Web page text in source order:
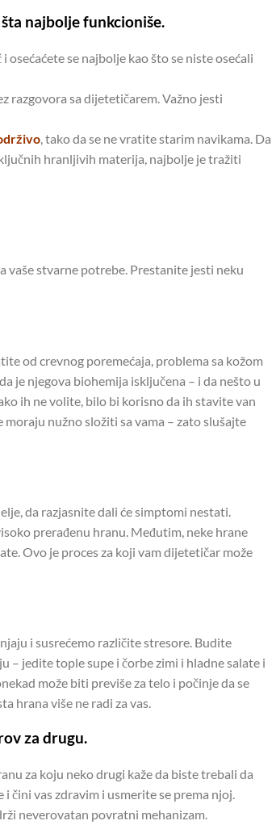
najbolje funkcioniše.
se najbolje kao što se niste osećali
razgovora sa dijetetičarem. Važno jesti
, tako da se ne vratite starim navikama. Da
hranljivih materija, najbolje je tražiti
vaše stvarne potrebe. Prestanite jesti neku
od crevnog poremećaja, problema sa kožom
je njegova biohemija isključena – i da nešto u
ih ne volite, bilo bi korisno da ih stavite van
nužno složiti sa vama – zato slušajte
da razjasnite dali će simptomi nestati.
prerađenu hranu. Međutim, neke hrane
Ovo je proces za koji vam dijetetičar može
i susrećemo različite stresore. Budite
– jedite tople supe i čorbe zimi i hladne salate i
može biti previše za telo i počinje da se
hrana više ne radi za vas.
za drugu.
za koju neko drugi kaže da biste trebali da
čini vas zdravim i usmerite se prema njoj.
neverovatan povratni mehanizam.